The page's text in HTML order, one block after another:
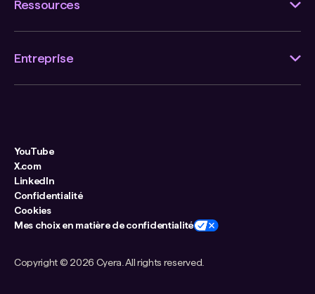
Ressources
Entreprise
Copyright © 2026 Cyera. All rights reserved.
YouTube
X.com
LinkedIn
Confidentialité
Cookies
Mes choix en matière de confidentialité